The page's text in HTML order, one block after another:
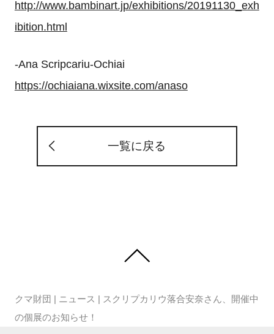
http://www.bambinart.jp/exhibitions/20191130_exh
ibition.html
-Ana Scripcariu-Ochiai
https://ochiaiana.wixsite.com/anaso
一覧に戻る
クマ財団 | ニュース | スクリプカリウ落合安奈さん、開催中
の個展のお知らせ！